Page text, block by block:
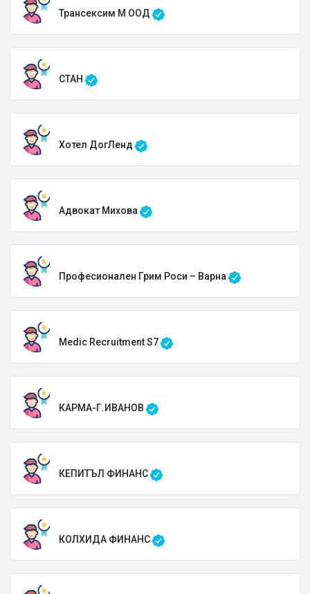
Трансексим М ООД
СТАН
Хотел ДогЛенд
Адвокат Михова
Професионален Грим Роси – Варна
Medic Recruitment S7
КАРМА-Г.ИВАНОВ
КЕПИТЪЛ ФИНАНС
КОЛХИДА ФИНАНС